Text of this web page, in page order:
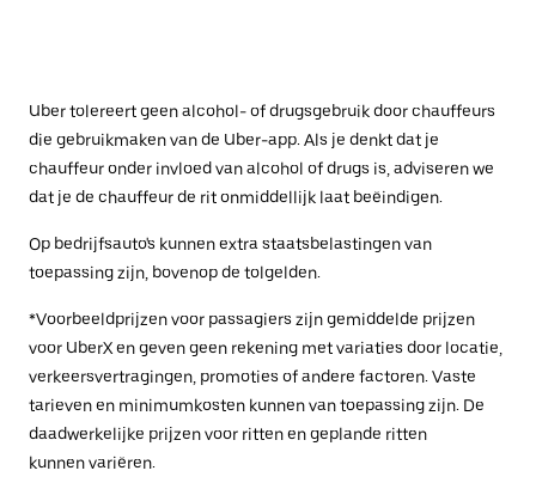
Uber tolereert geen alcohol- of drugsgebruik door chauffeurs
die gebruikmaken van de Uber-app. Als je denkt dat je
chauffeur onder invloed van alcohol of drugs is, adviseren we
dat je de chauffeur de rit onmiddellijk laat beëindigen.
Op bedrijfsauto's kunnen extra staatsbelastingen van
toepassing zijn, bovenop de tolgelden.
*Voorbeeldprijzen voor passagiers zijn gemiddelde prijzen
voor UberX en geven geen rekening met variaties door locatie,
verkeersvertragingen, promoties of andere factoren. Vaste
tarieven en minimumkosten kunnen van toepassing zijn. De
daadwerkelijke prijzen voor ritten en geplande ritten
kunnen variëren.